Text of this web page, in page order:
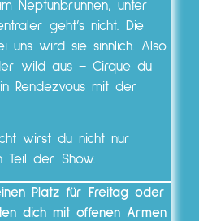
Neptunbrunnen, unter
geht’s nicht. Die
uns wird sie sinnlich. Also
wild aus – Cirque du
Rendezvous mit der
wirst du nicht nur
Teil der Show.
Platz für Freitag oder
dich mit offenen Armen